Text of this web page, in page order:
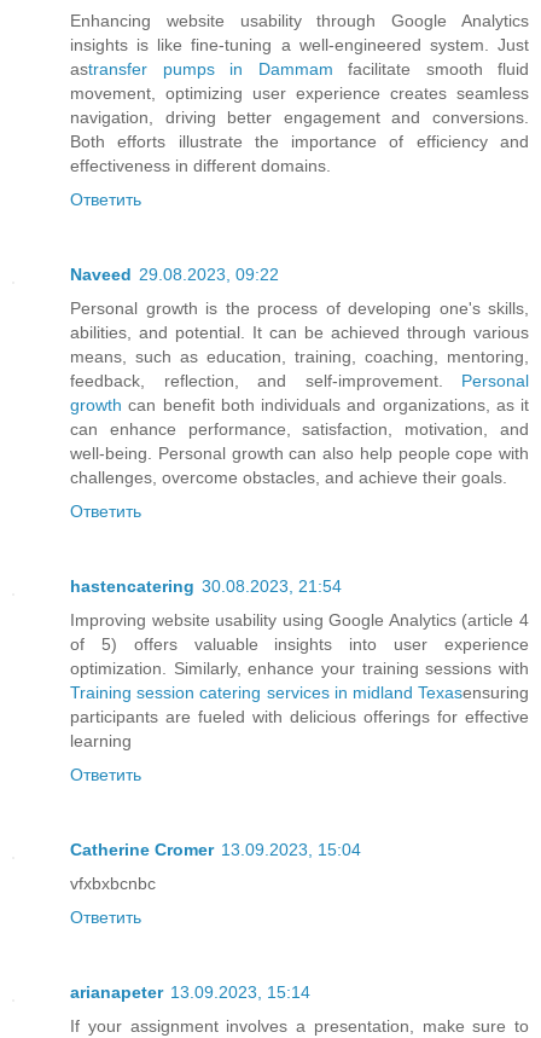
Enhancing website usability through Google Analytics
insights is like fine-tuning a well-engineered system. Just
astransfer pumps in Dammam facilitate smooth fluid
movement, optimizing user experience creates seamless
navigation, driving better engagement and conversions.
Both efforts illustrate the importance of efficiency and
effectiveness in different domains.
Ответить
Naveed 29.08.2023, 09:22
Personal growth is the process of developing one's skills,
abilities, and potential. It can be achieved through various
means, such as education, training, coaching, mentoring,
feedback, reflection, and self-improvement. Personal
growth can benefit both individuals and organizations, as it
can enhance performance, satisfaction, motivation, and
well-being. Personal growth can also help people cope with
challenges, overcome obstacles, and achieve their goals.
Ответить
hastencatering 30.08.2023, 21:54
Improving website usability using Google Analytics (article 4
of 5) offers valuable insights into user experience
optimization. Similarly, enhance your training sessions with
Training session catering services in midland Texasensuring
participants are fueled with delicious offerings for effective
learning
Ответить
Catherine Cromer 13.09.2023, 15:04
vfxbxbcnbc
Ответить
arianapeter 13.09.2023, 15:14
If your assignment involves a presentation, make sure to